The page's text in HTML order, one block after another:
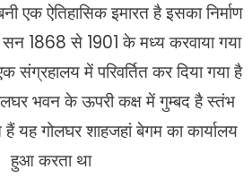
एक ऐतिहासिक इमारत है इसका निर्माण
सन 1868 से 1901 के मध्य करवाया गया
में परिवर्तित कर दिया गया है
भवन के ऊपरी कक्ष में गुम्बद है स्तंभ
यह गोलघर शाहजहां बेगम का कार्यालय
हुआ करता था